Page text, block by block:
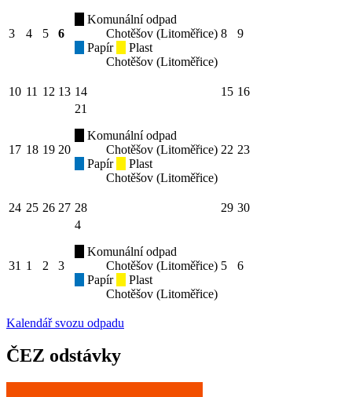
3 4 5 6
Komunální odpad
Chotěšov (Litoměřice)
Papír
Plast
Chotěšov (Litoměřice)
8 9
10 11 12 13 14 15 16
17 18 19 20
21
Komunální odpad
Chotěšov (Litoměřice)
Papír
Plast
Chotěšov (Litoměřice)
22 23
24 25 26 27 28 29 30
31 1 2 3
4
Komunální odpad
Chotěšov (Litoměřice)
Papír
Plast
Chotěšov (Litoměřice)
5 6
Kalendář svozu odpadu
ČEZ odstávky